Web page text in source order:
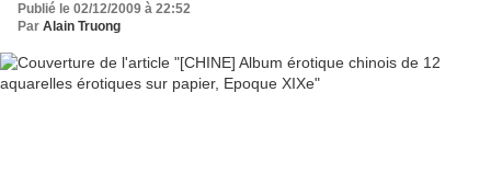
Publié le 02/12/2009 à 22:52
Par Alain Truong